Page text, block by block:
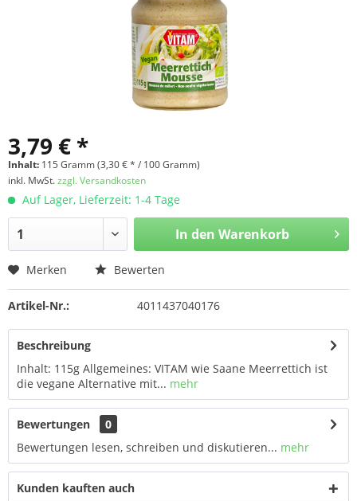
3,79 € *
Inhalt: 115 Gramm (3,30 € * / 100 Gramm)
inkl. MwSt.zzgl. Versandkosten
Auf Lager, Lieferzeit: 1-4 Tage
In den Warenkorb
Merken Bewerten
Artikel-Nr.: 4011437040176
Beschreibung
Inhalt: 115g Allgemeines: VITAM wie Saane Meerrettich ist
die vegane Alternative mit... mehr
Bewertungen
0
Bewertungen lesen, schreiben und diskutieren... mehr
Kunden kauften auch